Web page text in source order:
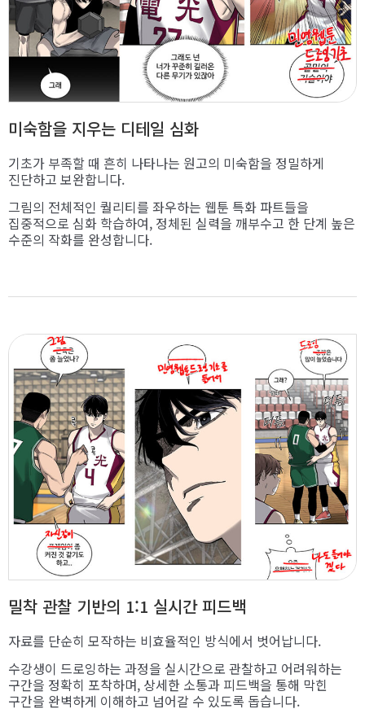
미숙함을 지우는 디테일 심화
기초가 부족할 때 흔히 나타나는 원고의 미숙함을 정밀하게
진단하고 보완합니다.
그림의 전체적인 퀄리티를 좌우하는 웹툰 특화 파트들을
집중적으로 심화 학습하여, 정체된 실력을 깨부수고 한 단계 높은
수준의 작화를 완성합니다.
밀착 관찰 기반의 1:1 실시간 피드백
자료를 단순히 모작하는 비효율적인 방식에서 벗어납니다.
수강생이 드로잉하는 과정을 실시간으로 관찰하고 어려워하는
구간을 정확히 포착하며, 상세한 소통과 피드백을 통해 막힌
구간을 완벽하게 이해하고 넘어갈 수 있도록 돕습니다.